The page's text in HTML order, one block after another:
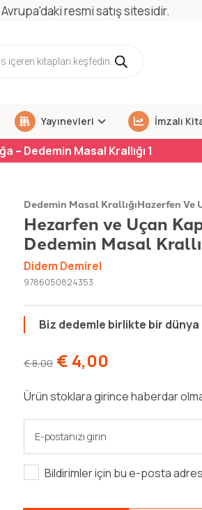
resmi satış sitesidir.
Yayınevleri İmzalı
– Dedemin Masal Krallığı 1
Dedemin Masal KrallığıHazerfen Ve
Hezarfen ve Uçan
Dedemin Masal
Didem Demirel
9786050824353
Biz dedemle birlikte bir
€8,00 € 4,00
Ürün stoklara girince haberdar
Bildirimler için bu e-posta